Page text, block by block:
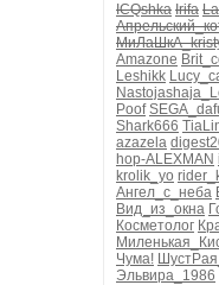
ICQshka Irifa
Amazone
Leshikk
Poof
Shark666
azazela
hop-ALEXMAN
krolik_yo
Ангел_с_неба
Вид_из_окна
Косметолог
Чума!
Эльвира_1986